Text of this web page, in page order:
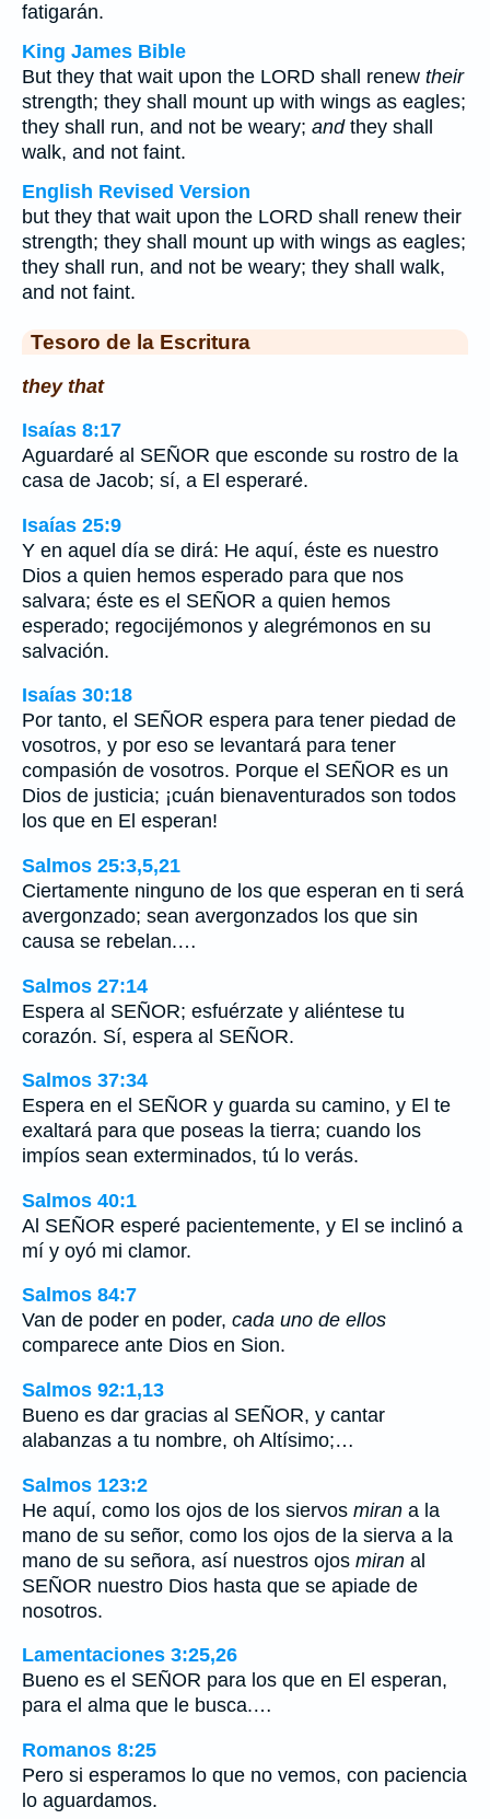
fatigarán.
King James Bible
But they that wait upon the LORD shall renew their
strength; they shall mount up with wings as eagles;
they shall run, and not be weary; andthey shall
walk, and not faint.
English Revised Version
but they that wait upon the LORD shall renew their
strength; they shall mount up with wings as eagles;
they shall run, and not be weary; they shall walk,
and not faint.
Tesoro de la Escritura
they that
Isaías 8:17
Aguardaré al SEÑOR que esconde su rostro de la
casa de Jacob; sí, a El esperaré.
Isaías 25:9
Y en aquel día se dirá: He aquí, éste es nuestro
Dios a quien hemos esperado para que nos
salvara; éste es el SEÑOR a quien hemos
esperado; regocijémonos y alegrémonos en su
salvación.
Isaías 30:18
Por tanto, el SEÑOR espera para tener piedad de
vosotros, y por eso se levantará para tener
compasión de vosotros. Porque el SEÑOR es un
Dios de justicia; ¡cuán bienaventurados son todos
los que en El esperan!
Salmos 25:3,5,21
Ciertamente ninguno de los que esperan en ti será
avergonzado; sean avergonzados los que sin
causa se rebelan.…
Salmos 27:14
Espera al SEÑOR; esfuérzate y aliéntese tu
corazón. Sí, espera al SEÑOR.
Salmos 37:34
Espera en el SEÑOR y guarda su camino, y El te
exaltará para que poseas la tierra; cuando los
impíos sean exterminados, tú lo verás.
Salmos 40:1
Al SEÑOR esperé pacientemente, y El se inclinó a
mí y oyó mi clamor.
Salmos 84:7
Van de poder en poder, cada uno de ellos
comparece ante Dios en Sion.
Salmos 92:1,13
Bueno es dar gracias al SEÑOR, y cantar
alabanzas a tu nombre, oh Altísimo;…
Salmos 123:2
He aquí, como los ojos de los siervos miran a la
mano de su señor, como los ojos de la sierva a la
mano de su señora, así nuestros ojos miran al
SEÑOR nuestro Dios hasta que se apiade de
nosotros.
Lamentaciones 3:25,26
Bueno es el SEÑOR para los que en El esperan,
para el alma que le busca.…
Romanos 8:25
Pero si esperamos lo que no vemos, con paciencia
lo aguardamos.